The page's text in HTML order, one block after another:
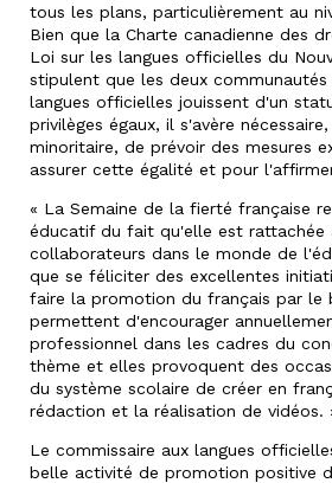
tous les plans, particulièrement au
Bien que la Charte canadienne des
Loi sur les langues officielles du
stipulent que les deux communautés
langues officielles jouissent d'un
privilèges égaux, il s'avère
minoritaire, de prévoir des mesures
assurer cette égalité et pour
« La Semaine de la fierté française
éducatif du fait qu'elle est rattachée
collaborateurs dans le monde de
que se féliciter des excellentes
faire la promotion du français par le
permettent d'encourager
professionnel dans les cadres du
thème et elles provoquent des
du système scolaire de créer en
rédaction et la réalisation de vidéos.
Le commissaire aux langues
belle activité de promotion positive